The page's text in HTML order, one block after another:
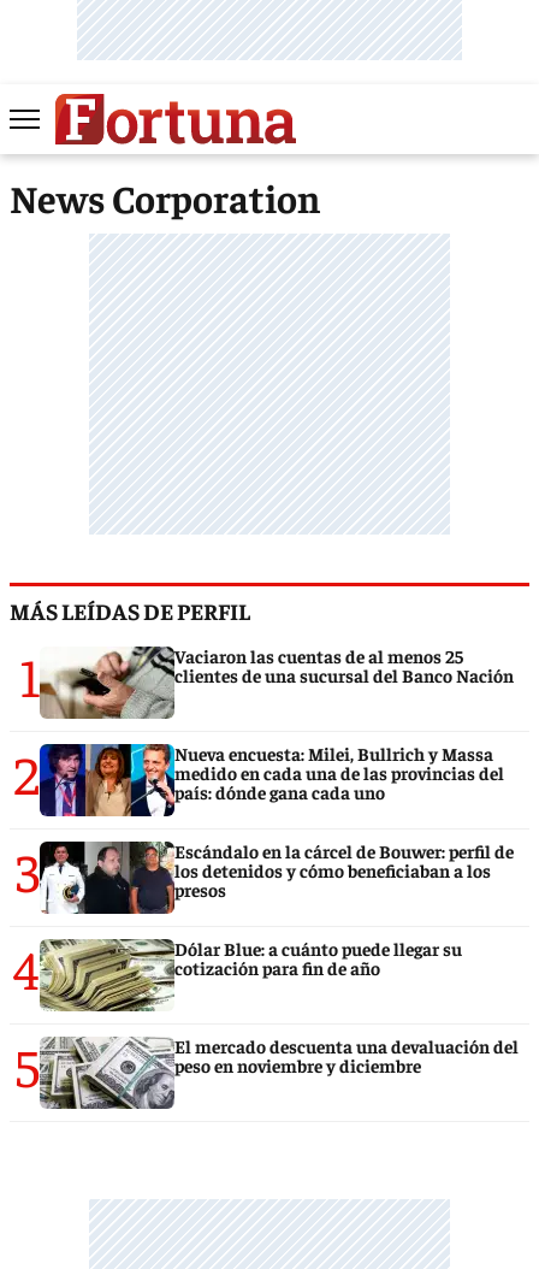
News Corporation
MÁS LEÍDAS DE PERFIL
1
Vaciaron las cuentas de al menos 25
clientes de una sucursal del Banco Nación
2
Nueva encuesta: Milei, Bullrich y Massa
medido en cada una de las provincias del
país: dónde gana cada uno
3
Escándalo en la cárcel de Bouwer: perfil de
los detenidos y cómo beneficiaban a los
presos
4
Dólar Blue: a cuánto puede llegar su
cotización para fin de año
5
El mercado descuenta una devaluación del
peso en noviembre y diciembre